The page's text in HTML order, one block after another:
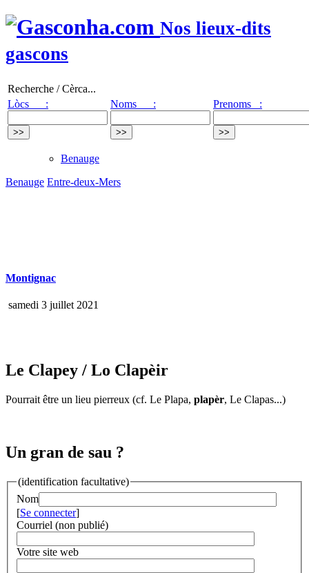
Nos lieux-dits
gascons
Recherche / Cèrca...
Lòcs :
Noms : Prenoms :
Benauge
Benauge Entre-deux-Mers
Montignac
samedi 3 juillet 2021
Le Clapey / Lo Clapèir
Pourrait être un lieu pierreux (cf. Le Plapa, plapèr, Le Clapas...)
Un gran de sau ?
(identification facultative)
Nom
[Se connecter]
Courriel (non publié)
Votre site web